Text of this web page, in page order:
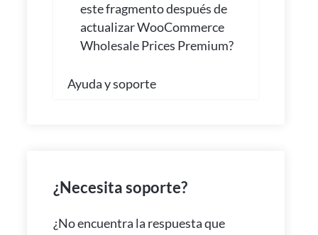
este fragmento después de
actualizar WooCommerce
Wholesale Prices Premium?
Ayuda y soporte
¿Necesita soporte?
¿No encuentra la respuesta que